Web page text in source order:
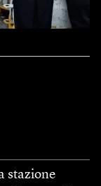
stazione